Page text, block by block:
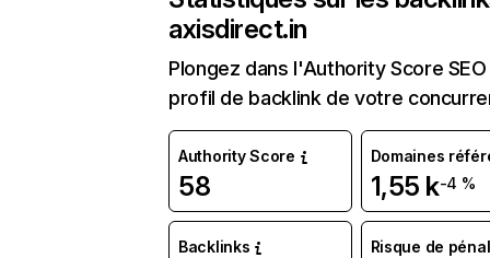
axisdirect.in
Plongez dans l'Authority Score
profil de backlink de votre
Authority Score
58
Domaines
1,55 k-4 %
Backlinks
Risque de